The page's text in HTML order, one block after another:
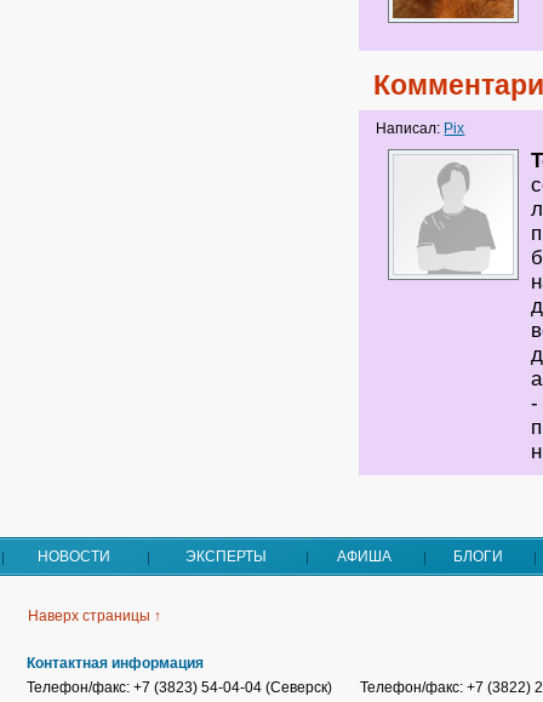
Написал: Pix
-
НОВОСТИ ЭКСПЕРТЫ АФИША БЛОГИ
Наверх страницы ↑
Контактная информация
Телефон/факс: +7 (3823) 54-04-04 (Северск)
Телефон/факс: +7 (3822)